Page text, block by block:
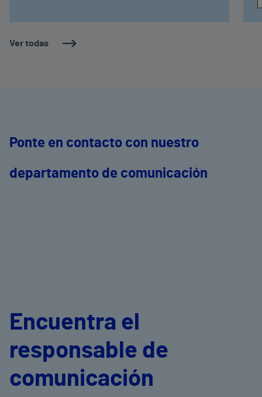
Ver todas
Ponte en contacto con nuestro
departamento de comunicación
Encuentra el
responsable de
comunicación